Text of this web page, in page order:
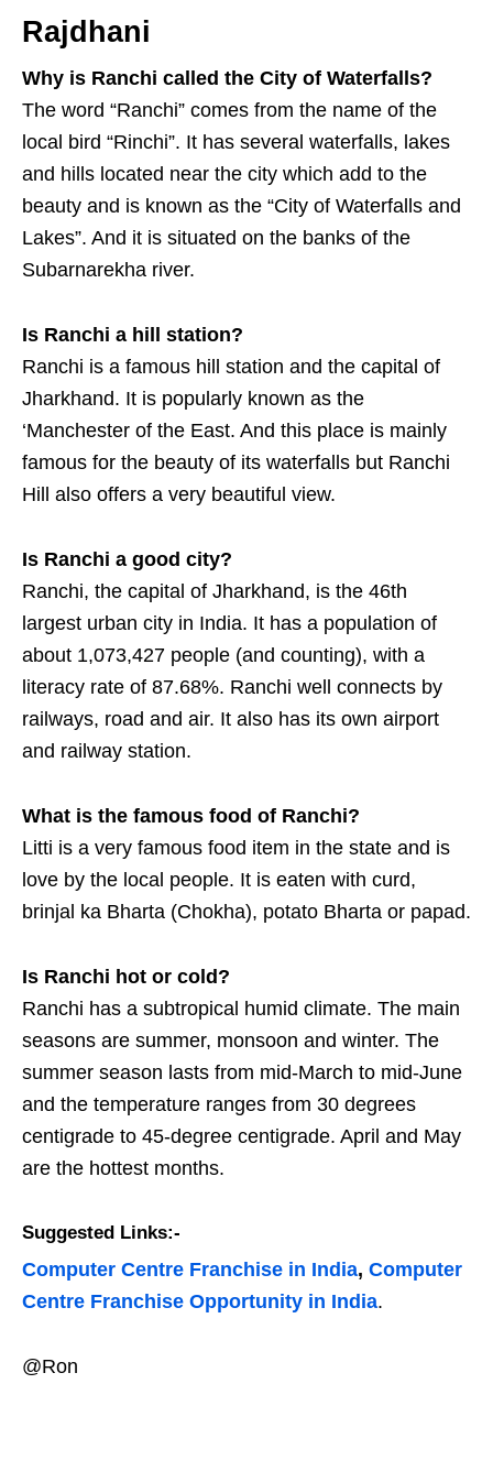
Rajdhani
Why is Ranchi called the City of Waterfalls?
The word “Ranchi” comes from the name of the
local bird “Rinchi”. It has several waterfalls, lakes
and hills located near the city which add to the
beauty and is known as the “City of Waterfalls and
Lakes”. And it is situated on the banks of the
Subarnarekha river.
Is Ranchi a hill station?
Ranchi is a famous hill station and the capital of
Jharkhand. It is popularly known as the
‘Manchester of the East. And this place is mainly
famous for the beauty of its waterfalls but Ranchi
Hill also offers a very beautiful view.
Is Ranchi a good city?
Ranchi, the capital of Jharkhand, is the 46th
largest urban city in India. It has a population of
about 1,073,427 people (and counting), with a
literacy rate of 87.68%. Ranchi well connects by
railways, road and air. It also has its own airport
and railway station.
What is the famous food of Ranchi?
Litti is a very famous food item in the state and is
love by the local people. It is eaten with curd,
brinjal ka Bharta (Chokha), potato Bharta or papad.
Is Ranchi hot or cold?
Ranchi has a subtropical humid climate. The main
seasons are summer, monsoon and winter. The
summer season lasts from mid-March to mid-June
and the temperature ranges from 30 degrees
centigrade to 45-degree centigrade. April and May
are the hottest months.
Suggested Links:-
Computer Centre Franchise in India, Computer
Centre Franchise Opportunity in India.
@Ron